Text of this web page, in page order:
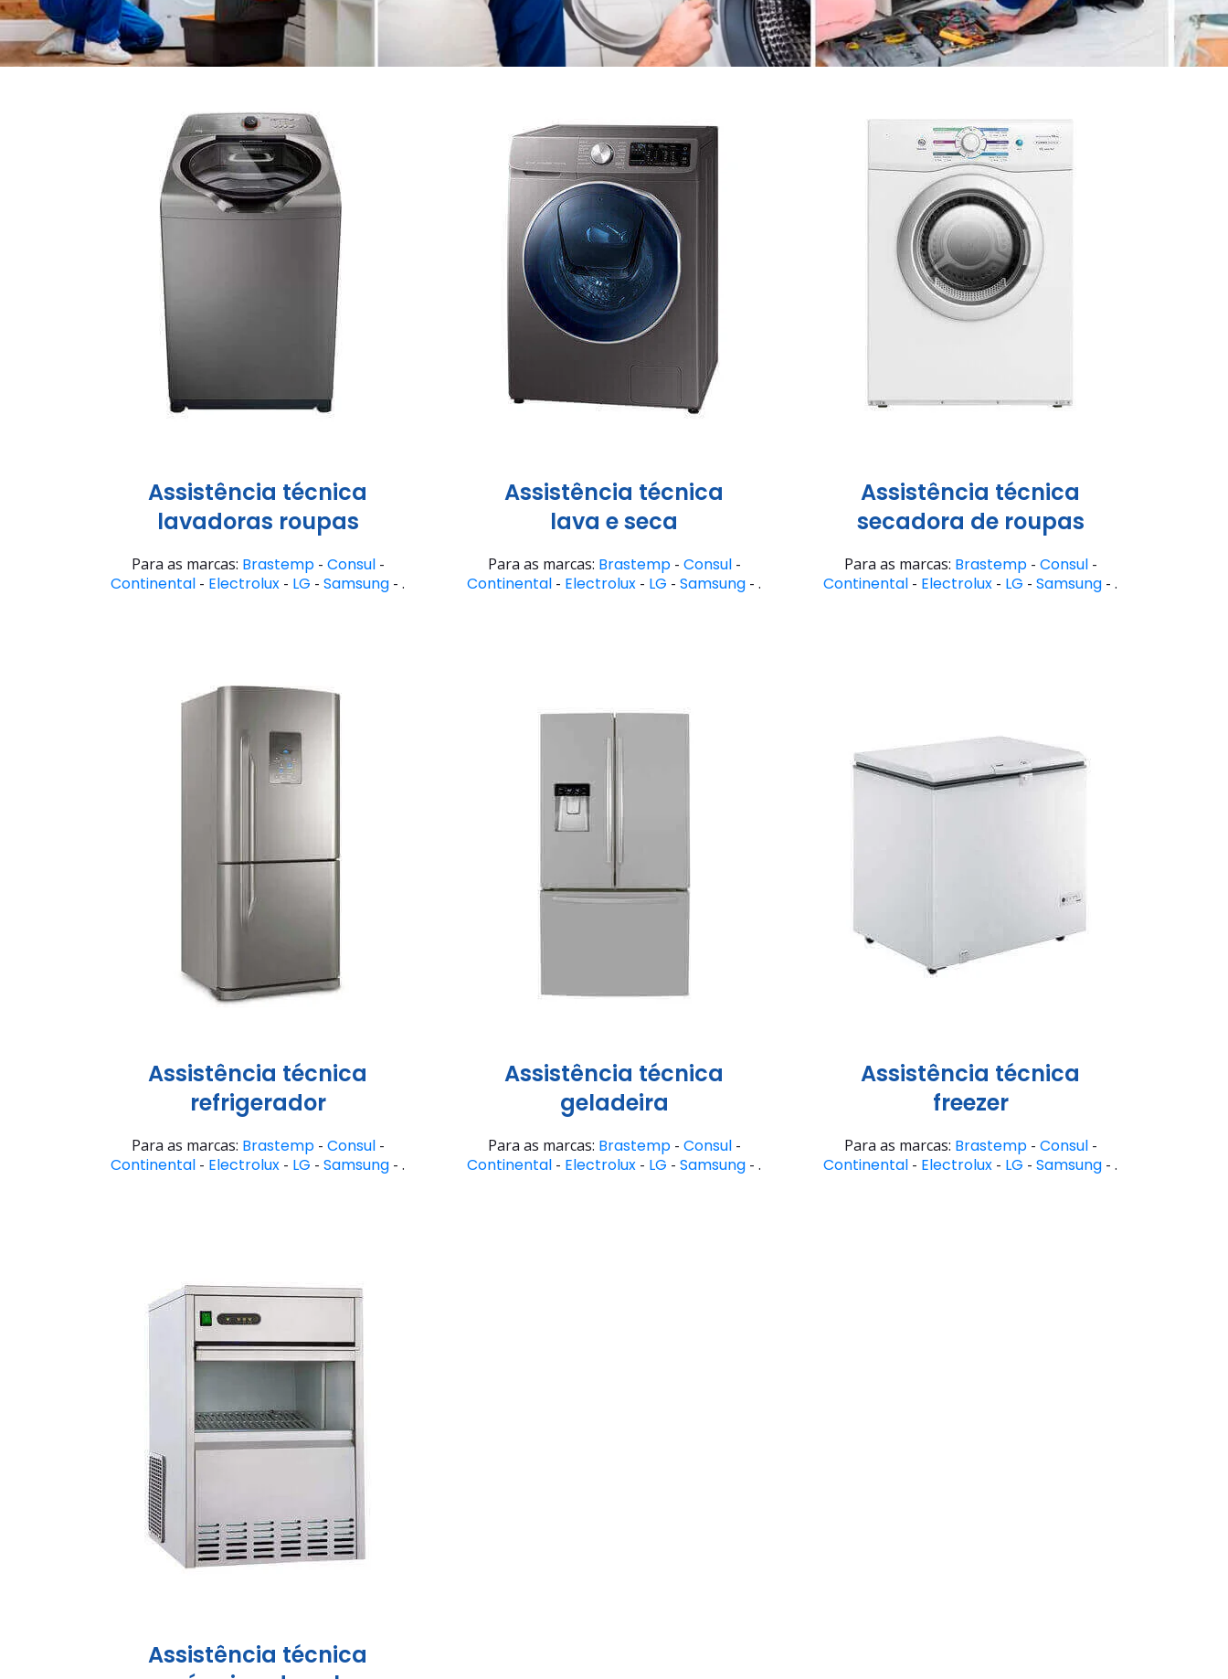
Assistência técnica
lavadoras roupas
Para as marcas: Brastemp- Consul-
Continental - Electrolux - LG - Samsung - .
Assistência técnica
lava e seca
Para as marcas: Brastemp- Consul-
Continental - Electrolux - LG - Samsung - .
Assistência técnica
secadora de roupas
Para as marcas: Brastemp- Consul-
Continental - Electrolux - LG - Samsung - .
Assistência técnica
refrigerador
Para as marcas: Brastemp- Consul-
Continental - Electrolux - LG - Samsung - .
Assistência técnica
geladeira
Para as marcas: Brastemp- Consul-
Continental - Electrolux - LG - Samsung - .
Assistência técnica
freezer
Para as marcas: Brastemp- Consul-
Continental - Electrolux - LG - Samsung - .
Assistência técnica